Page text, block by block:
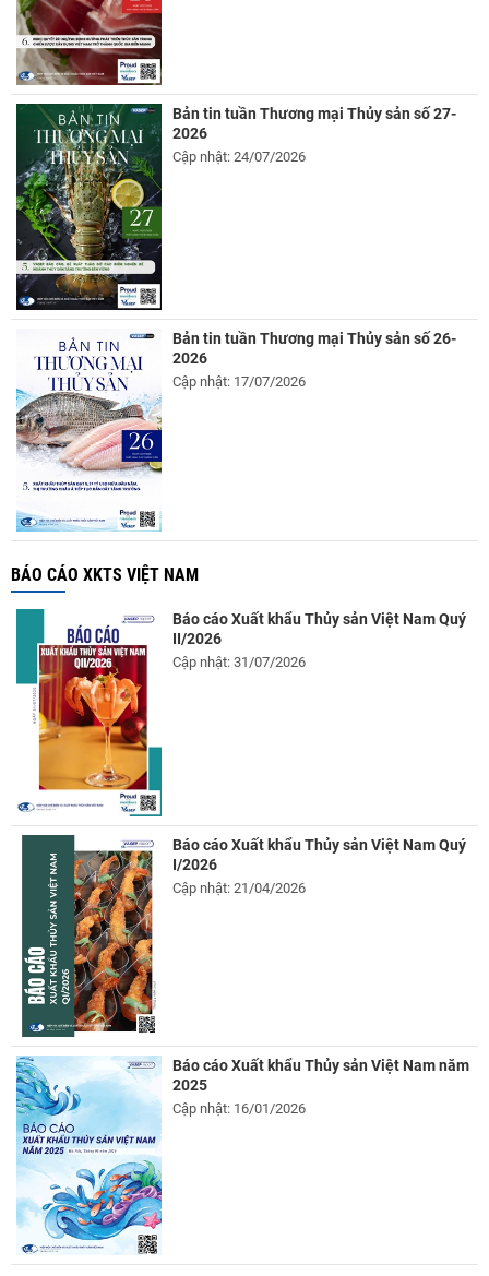
Bản tin tuần Thương mại Thủy sản số 27-
2026
Cập nhật: 24/07/2026
Bản tin tuần Thương mại Thủy sản số 26-
2026
Cập nhật: 17/07/2026
BÁO CÁO XKTS VIỆT NAM
Báo cáo Xuất khẩu Thủy sản Việt Nam Quý
II/2026
Cập nhật: 31/07/2026
Báo cáo Xuất khẩu Thủy sản Việt Nam Quý
I/2026
Cập nhật: 21/04/2026
Báo cáo Xuất khẩu Thủy sản Việt Nam năm
2025
Cập nhật: 16/01/2026